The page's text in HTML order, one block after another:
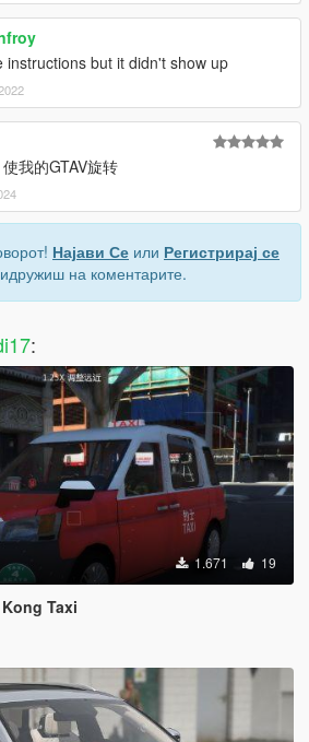
instructions but it didn't show up
我的GTAV旋转
Најави Се или Регистрирај се
на коментарите.
:
1.671 19
Taxi